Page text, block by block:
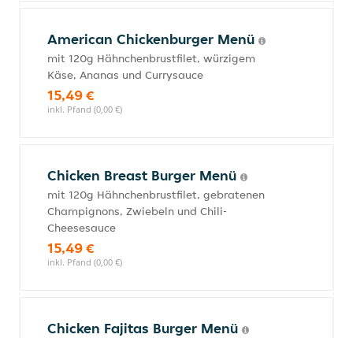
American Chickenburger Menü
mit 120g Hähnchenbrustfilet, würzigem
Käse, Ananas und Currysauce
15,49 €
inkl. Pfand (0,00 €)
Chicken Breast Burger Menü
mit 120g Hähnchenbrustfilet, gebratenen
Champignons, Zwiebeln und Chili-
Cheesesauce
15,49 €
inkl. Pfand (0,00 €)
Chicken Fajitas Burger Menü